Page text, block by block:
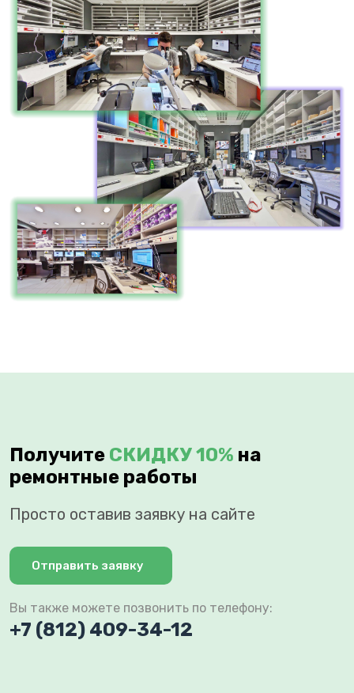
Получите СКИДКУ 10% на
ремонтные работы
Просто оставив заявку на сайте
Отправить заявку
Вы также можете позвонить по телефону:
+7 (812) 409-34-12